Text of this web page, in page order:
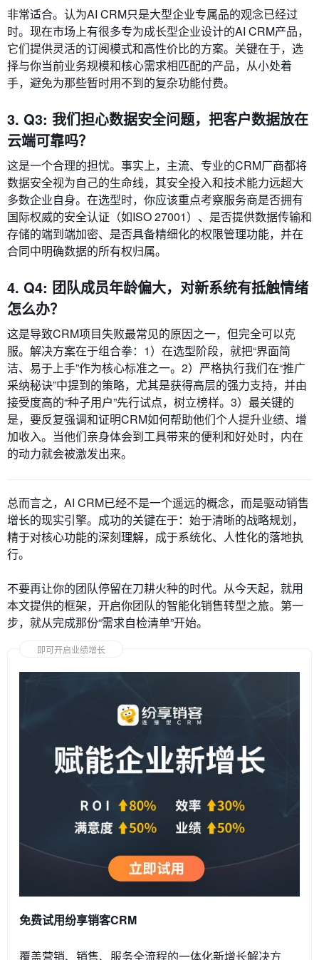
非常适合。认为AI CRM只是大型企业专属品的观念已经过
时。现在市场上有很多专为成长型企业设计的AI CRM产品，
它们提供灵活的订阅模式和高性价比的方案。关键在于，选
择与你当前业务规模和核心需求相匹配的产品，从小处着
手，避免为那些暂时用不到的复杂功能付费。
3. Q3: 我们担心数据安全问题，把客户数据放在
云端可靠吗？
这是一个合理的担忧。事实上，主流、专业的CRM厂商都将
数据安全视为自己的生命线，其安全投入和技术能力远超大
多数企业自身。在选型时，你应该重点考察服务商是否拥有
国际权威的安全认证（如ISO 27001）、是否提供数据传输和
存储的端到端加密、是否具备精细化的权限管理功能，并在
合同中明确数据的所有权归属。
4. Q4: 团队成员年龄偏大，对新系统有抵触情绪
怎么办？
这是导致CRM项目失败最常见的原因之一，但完全可以克
服。解决方案在于组合拳：1）在选型阶段，就把“界面简
洁、易于上手”作为核心标准之一。2）严格执行我们在“推广
采纳秘诀”中提到的策略，尤其是获得高层的强力支持，并由
接受度高的“种子用户”先行试点，树立榜样。3）最关键的
是，要反复强调和证明CRM如何帮助他们个人提升业绩、增
加收入。当他们亲身体会到工具带来的便利和好处时，内在
的动力就会被激发出来。
总而言之，AI CRM已经不是一个遥远的概念，而是驱动销售
增长的现实引擎。成功的关键在于：始于清晰的战略规划，
精于对核心功能的深刻理解，成于系统化、人性化的落地执
行。
不要再让你的团队停留在刀耕火种的时代。从今天起，就用
本文提供的框架，开启你团队的智能化销售转型之旅。第一
步，就从完成那份“需求自检清单”开始。
即可开启业绩增长
免费试用纷享销客CRM
覆盖营销、销售、服务全流程的一体化新增长解决方